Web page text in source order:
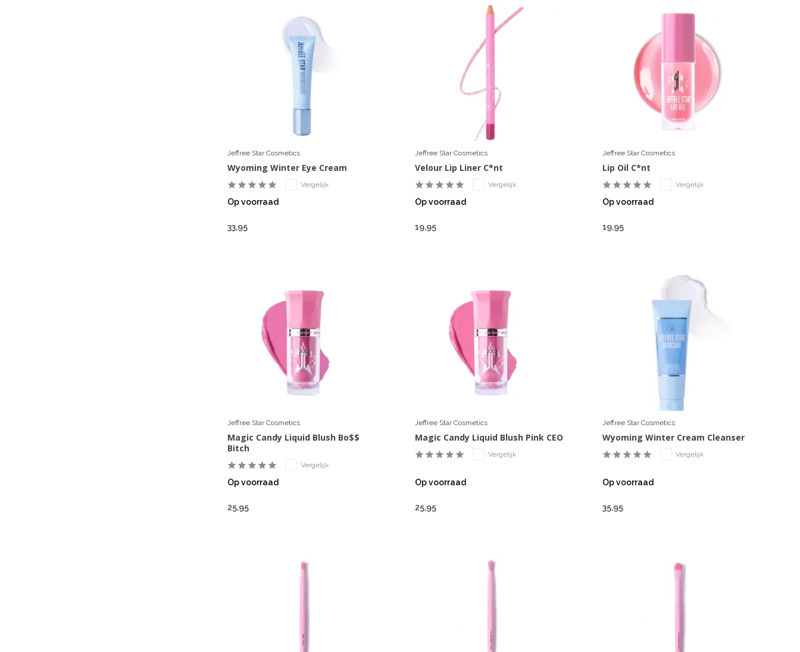
Jeffree Star Cosmetics
Wyoming Winter Eye Cream
Vergelijk
Op voorraad
33,95
Jeffree Star Cosmetics
Velour Lip Liner C*nt
Vergelijk
Op voorraad
19,95
Jeffree Star Cosmetics
Lip Oil C*nt
Vergelijk
Op voorraad
19,95
Jeffree Star Cosmetics
Magic Candy Liquid Blush Bo$$
Bitch
Vergelijk
Op voorraad
25,95
Jeffree Star Cosmetics
Magic Candy Liquid Blush Pink CEO
Vergelijk
Op voorraad
25,95
Jeffree Star Cosmetics
Wyoming Winter Cream Cleanser
Vergelijk
Op voorraad
35,95